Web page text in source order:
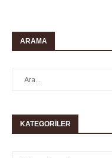
ARAMA
KATEGORILER